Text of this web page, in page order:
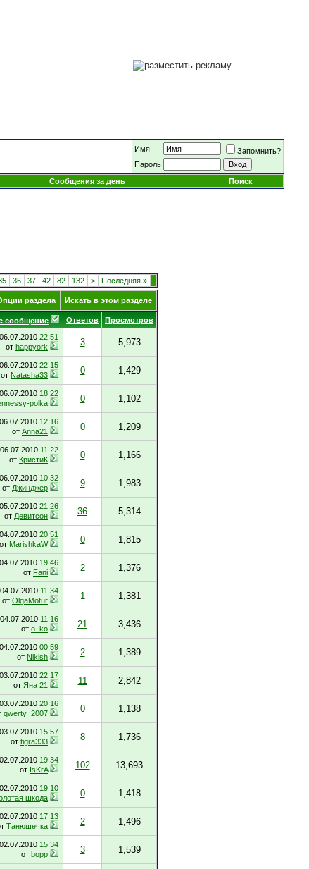
Имя
Запомнить?
Пароль
Сообщения за день Поиск
36 37 42 82 132 > Последняя »
раздела Искать в этом разделе
сообщение Ответов Просмотров
06.07.2010 22:51
от happyork 3 5,973
06.07.2010 22:15
от Natasha33 0 1,429
06.07.2010 18:22
polka 0 1,102
06.07.2010 12:16
от Anna21 0 1,209
06.07.2010 11:22
от КристиК 0 1,166
06.07.2010 10:32
от Джинджер 9 1,983
05.07.2010 21:26
от Девитсон 36 5,314
04.07.2010 20:51
от MarishkaW 0 1,815
04.07.2010 19:46
от Fani 2 1,376
04.07.2010 11:34
от OlgaMotur 1 1,381
04.07.2010 11:16
от o_ko 21 3,436
04.07.2010 00:59
от Nikish 2 1,389
03.07.2010 22:17
от Яна 21 11 2,842
03.07.2010 20:16
qwerty_2007 0 1,138
03.07.2010 15:57
от tigra333 8 1,736
02.07.2010 19:34
от IsKrA 102 13,693
02.07.2010 19:10
шкода 0 1,418
02.07.2010 17:13
Танюшечка 2 1,496
02.07.2010 15:34
от bopp 3 1,539